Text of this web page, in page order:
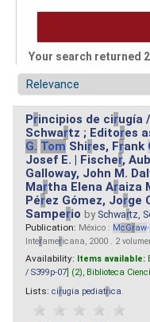
Your search returned
Principios de cirugía
Schwartz ; Editores
G. Tom Shires, Frank
Josef E. | Fischer, Aub
Galloway, John M.
Martha Elena Araiza
Pérez Gómez, Jorge
Samperio by Schwartz,
Publication: México : McGraw-
Interamericana, 2000 . 2
Availability: Items available:
/ S399p-07 ] (2), Biblioteca
Lists: cirugia pediatrica